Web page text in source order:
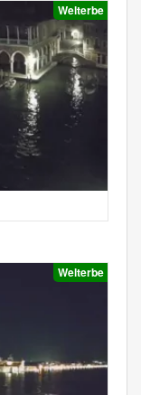
Welterbe
Welterbe